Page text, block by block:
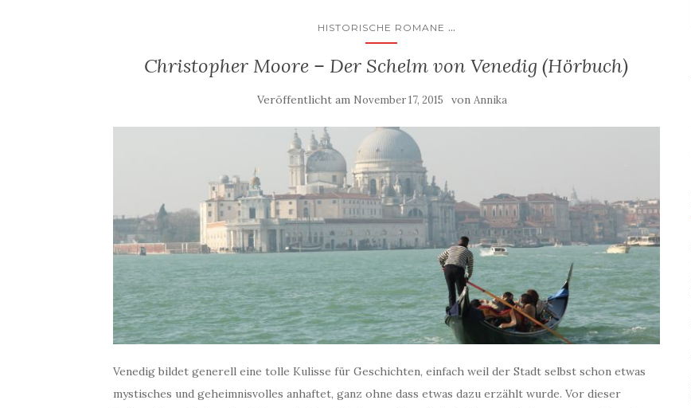
HISTORISCHE ROMANE ...
Christopher Moore – Der Schelm von Venedig (Hörbuch)
Veröffentlicht am November 17, 2015 vonAnnika
Venedig bildet generell eine tolle Kulisse für Geschichten, einfach weil der Stadt selbst schon etwas
mystisches und geheimnisvolles anhaftet, ganz ohne dass etwas dazu erzählt wurde. Vor dieser